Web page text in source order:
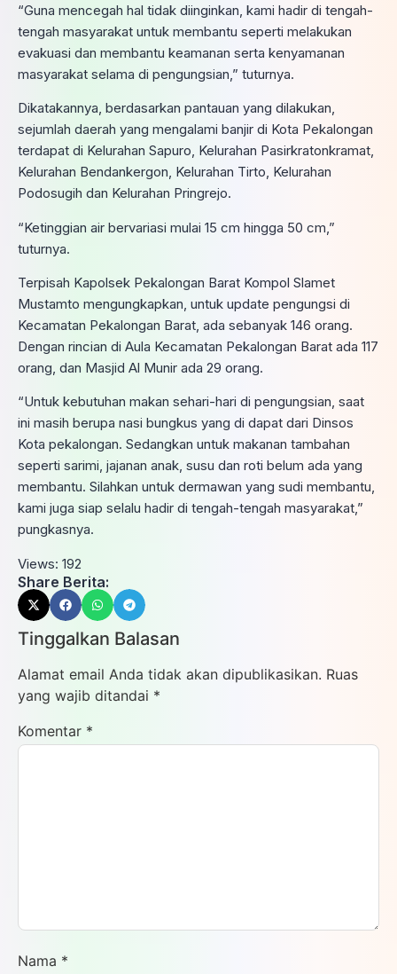
“Guna mencegah hal tidak diinginkan, kami hadir di tengah-
tengah masyarakat untuk membantu seperti melakukan
evakuasi dan membantu keamanan serta kenyamanan
masyarakat selama di pengungsian,” tuturnya.
Dikatakannya, berdasarkan pantauan yang dilakukan,
sejumlah daerah yang mengalami banjir di Kota Pekalongan
terdapat di Kelurahan Sapuro, Kelurahan Pasirkratonkramat,
Kelurahan Bendankergon, Kelurahan Tirto, Kelurahan
Podosugih dan Kelurahan Pringrejo.
“Ketinggian air bervariasi mulai 15 cm hingga 50 cm,”
tuturnya.
Terpisah Kapolsek Pekalongan Barat Kompol Slamet
Mustamto mengungkapkan, untuk update pengungsi di
Kecamatan Pekalongan Barat, ada sebanyak 146 orang.
Dengan rincian di Aula Kecamatan Pekalongan Barat ada 117
orang, dan Masjid Al Munir ada 29 orang.
“Untuk kebutuhan makan sehari-hari di pengungsian, saat
ini masih berupa nasi bungkus yang di dapat dari Dinsos
Kota pekalongan. Sedangkan untuk makanan tambahan
seperti sarimi, jajanan anak, susu dan roti belum ada yang
membantu. Silahkan untuk dermawan yang sudi membantu,
kami juga siap selalu hadir di tengah-tengah masyarakat,”
pungkasnya.
Views: 192
Share Berita:
Tinggalkan Balasan
Alamat email Anda tidak akan dipublikasikan. Ruas
yang wajib ditandai *
Komentar *
Nama *